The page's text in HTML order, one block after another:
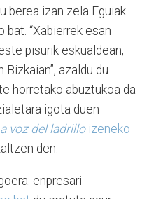
berea izan zela Eguiak
“Xabierrek esan
pisurik eskualdean,
azaldu du
horretako abuztukoa da
igota duen
voz del ladrilloizeneko
den.
enpresari